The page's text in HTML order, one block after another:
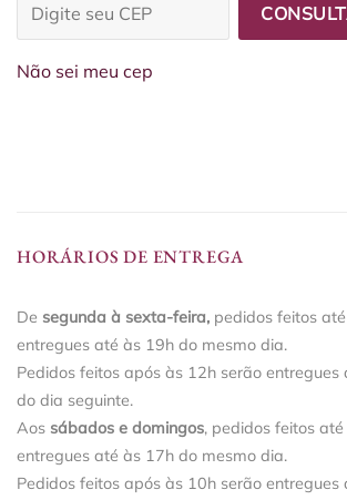
Não sei meu cep
HORÁRIOS DE ENTREGA
De segunda à sexta-feira, pedidos feitos
entregues até às 19h do mesmo dia.
Pedidos feitos após às 12h serão
do dia seguinte.
Aos sábados e domingos, pedidos feitos
entregues até às 17h do mesmo dia.
Pedidos feitos após às 10h serão